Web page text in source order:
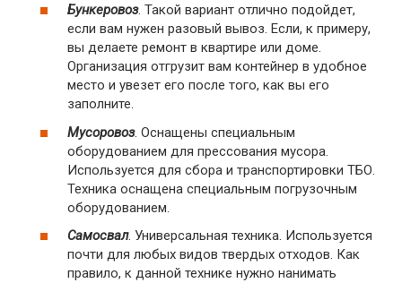
Бункеровоз. Такой вариант отлично подойдет,
если вам нужен разовый вывоз. Если, к примеру,
вы делаете ремонт в квартире или доме.
Организация отгрузит вам контейнер в удобное
место и увезет его после того, как вы его
заполните.
Мусоровоз. Оснащены специальным
оборудованием для прессования мусора.
Используется для сбора и транспортировки ТБО.
Техника оснащена специальным погрузочным
оборудованием.
Самосвал. Универсальная техника. Используется
почти для любых видов твердых отходов. Как
правило, к данной технике нужно нанимать